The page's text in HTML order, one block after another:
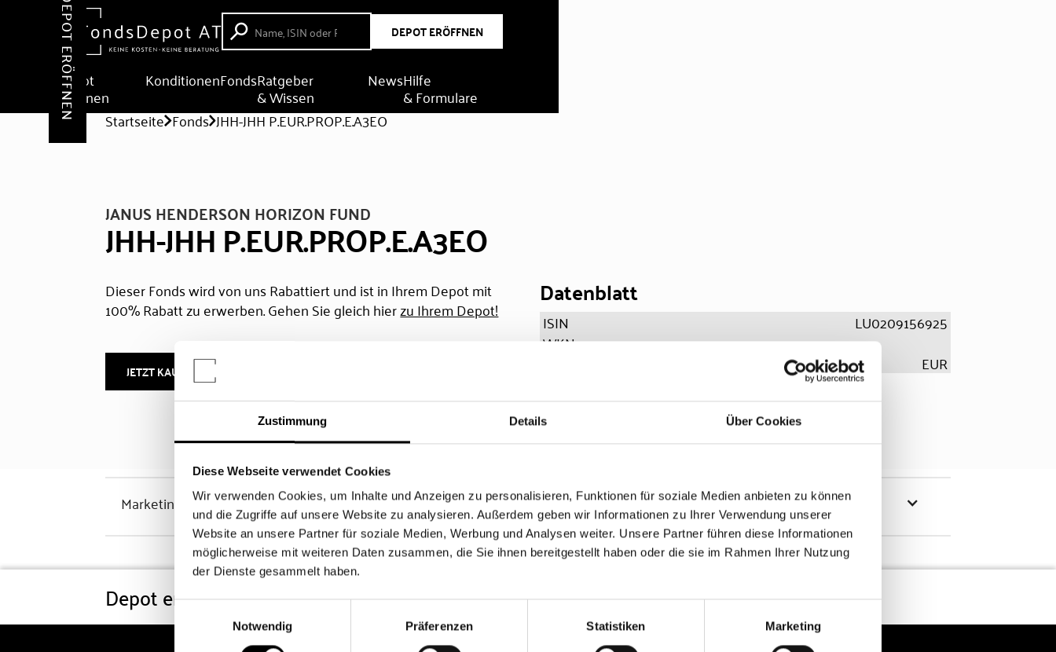
Zustimmung Details Über Cookies
Diese Webseite verwendet Cookies
Wir verwenden Cookies, um Inhalte und Anzeigen zu personalisieren, Funktionen für soziale Medien anbieten zu können
und die Zugriffe auf unsere Website zu analysieren. Außerdem geben wir Informationen zu Ihrer Verwendung unserer
Website an unsere Partner für soziale Medien, Werbung und Analysen weiter. Unsere Partner führen diese Informationen
möglicherweise mit weiteren Daten zusammen, die Sie ihnen bereitgestellt haben oder die sie im Rahmen Ihrer Nutzung
der Dienste gesammelt haben.
Einwilligungsauswahl
Notwendig
Präferenzen Statistiken Marketing
DEPOT ERÖFFNEN
Depot
eröffnen
KonditionenFondsRatgeber
& Wissen
NewsHilfe
& Formulare
DEPOT ERÖFFNEN Startseite Fonds JHH-JHH P.EUR.PROP.E.A3EO
JANUS HENDERSON HORIZON FUND
JHH-JHH P.EUR.PROP.E.A3EO
Dieser Fonds wird von uns Rabattiert und ist in Ihrem Depot mit
100% Rabatt zu erwerben. Gehen Sie gleich hierzu Ihrem Depot!
JETZT KAUFEN
Datenblatt
ISIN
LU0209156925
WKN
EUR
Marketinghinweis Chancen & Risiken
Depot eröffnen Konditionen Fonds FAQ